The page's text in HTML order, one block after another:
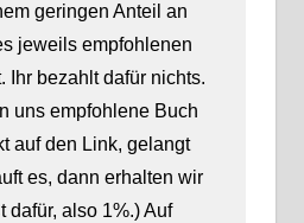
geringen Anteil an
jeweils empfohlenen
Ihr bezahlt dafür nichts.
uns empfohlene Buch
auf den Link, gelangt
es, dann erhalten wir
dafür, also 1%.) Auf